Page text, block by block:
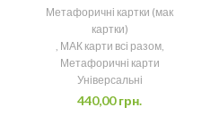
Метафоричні картки (мак
картки)
МАК карти всі разом,
Метафоричні карти
Універсальні
440,00грн.